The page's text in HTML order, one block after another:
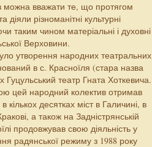
можна вважати те, що протягом
різноманітні культурні
таким чином матеріальні і духовні
Верховини.
утворення народних театральних
в с. Красноїля (стара назва
Гуцульський театр Гната Хоткевича.
цей народний колектив отримав
десятках міст в Галичині, в
а також на Задністрянській
продовжував свою діяльність у
радянської режиму з 1988 року